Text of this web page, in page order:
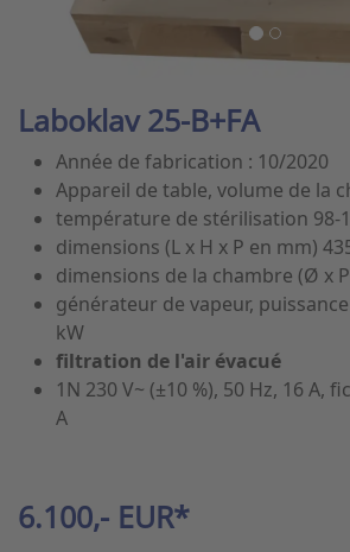
Laboklav 25-B+FA
Année de fabrication : 10/2020
Appareil de table, volume de la
température de stérilisation 98-
dimensions (L x H x P en mm)
dimensions de la chambre (Ø x
générateur de vapeur,
kW
filtration de l'air évacué
1N 230 V~ (±10 %), 50 Hz, 16 A,
A
6.100,- EUR*